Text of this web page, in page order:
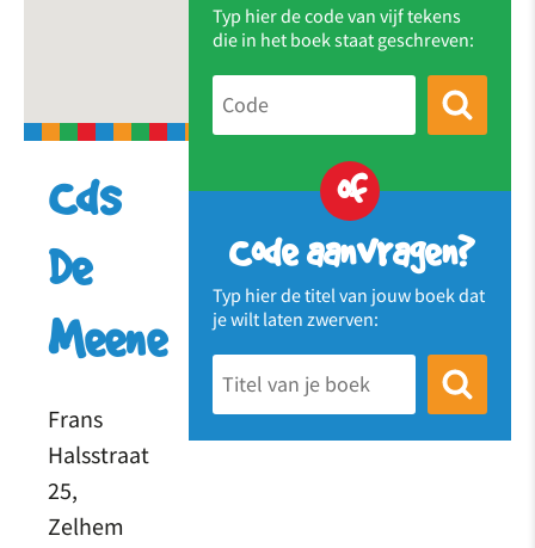
Typ hier de code van vijf tekens
die in het boek staat geschreven:
of
Code aanvragen?
Typ hier de titel van jouw boek dat
je wilt laten zwerven:
Cds
De
Meene
Frans
Halsstraat
25,
Zelhem